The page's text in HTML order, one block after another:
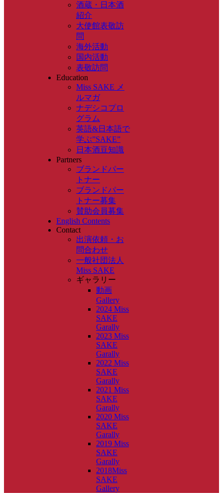
酒蔵・日本酒
紹介
大使館表敬訪
問
海外活動
国内活動
表敬訪問
Education
Miss SAKE メ
ルマガ
ナデシコプロ
グラム
英語&日本語で
学ぶ”SAKE”
日本酒豆知識
Partners
ブランドパー
トナー
ブランドパー
トナー募集
賛助会員募集
English Contents
Contact
出演依頼・お
問合わせ
一般社団法人
Miss SAKE
ギャラリー
動画
Gallery
2024 Miss
SAKE
Garally
2023 Miss
SAKE
Garally
2022 Miss
SAKE
Garally
2021 Miss
SAKE
Garally
2020 Miss
SAKE
Garally
2019 Miss
SAKE
Garally
2018Miss
SAKE
Gallery